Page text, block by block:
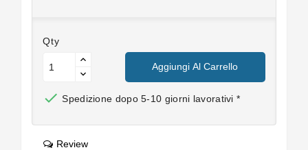
Qty
Aggiungi Al Carrello
 Spedizione dopo 5-10 giorni lavorativi *
Review